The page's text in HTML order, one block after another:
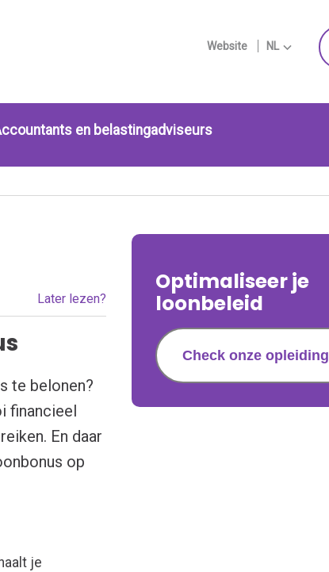
Website NL
en belastingadviseurs
Later lezen?
te belonen?
financieel
En daar
op
je
Optimaliseer je
loonbeleid
Check onze opleiding